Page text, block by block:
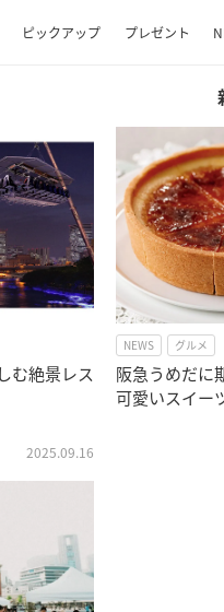
ピックアップ プレゼント
む絶景レス
2025.09.16
NEWS グルメ
阪急うめだに
可愛いスイー